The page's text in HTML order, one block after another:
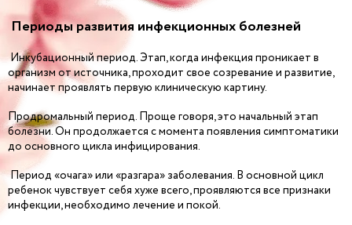
Периоды развития инфекционных болезней
Инкубационный период. Этап, когда инфекция проникает в
организм от источника, проходит свое созревание и развитие,
начинает проявлять первую клиническую картину.
Продромальный период. Проще говоря, это начальный этап
болезни. Он продолжается с момента появления симптоматики
до основного цикла инфицирования.
Период «очага» или «разгара» заболевания. В основной цикл
ребенок чувствует себя хуже всего, проявляются все признаки
инфекции, необходимо лечение и покой.